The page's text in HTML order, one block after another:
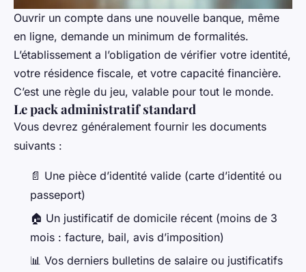
Ouvrir un compte dans une nouvelle banque, même
en ligne, demande un minimum de formalités.
L’établissement a l’obligation de vérifier votre identité,
votre résidence fiscale, et votre capacité financière.
C’est une règle du jeu, valable pour tout le monde.
Le pack administratif standard
Vous devrez généralement fournir les documents
suivants :
📄 Une pièce d’identité valide (carte d’identité ou
passeport)
🏠 Un justificatif de domicile récent (moins de 3
mois : facture, bail, avis d’imposition)
📊 Vos derniers bulletins de salaire ou justificatifs